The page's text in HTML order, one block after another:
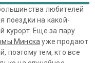
любителей
поездки на какой-
курорт. Еще за пару
Минскауже продают
поэтому тем, кто все